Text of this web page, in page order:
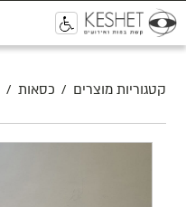
קטגוריות מוצרים / כסאות /